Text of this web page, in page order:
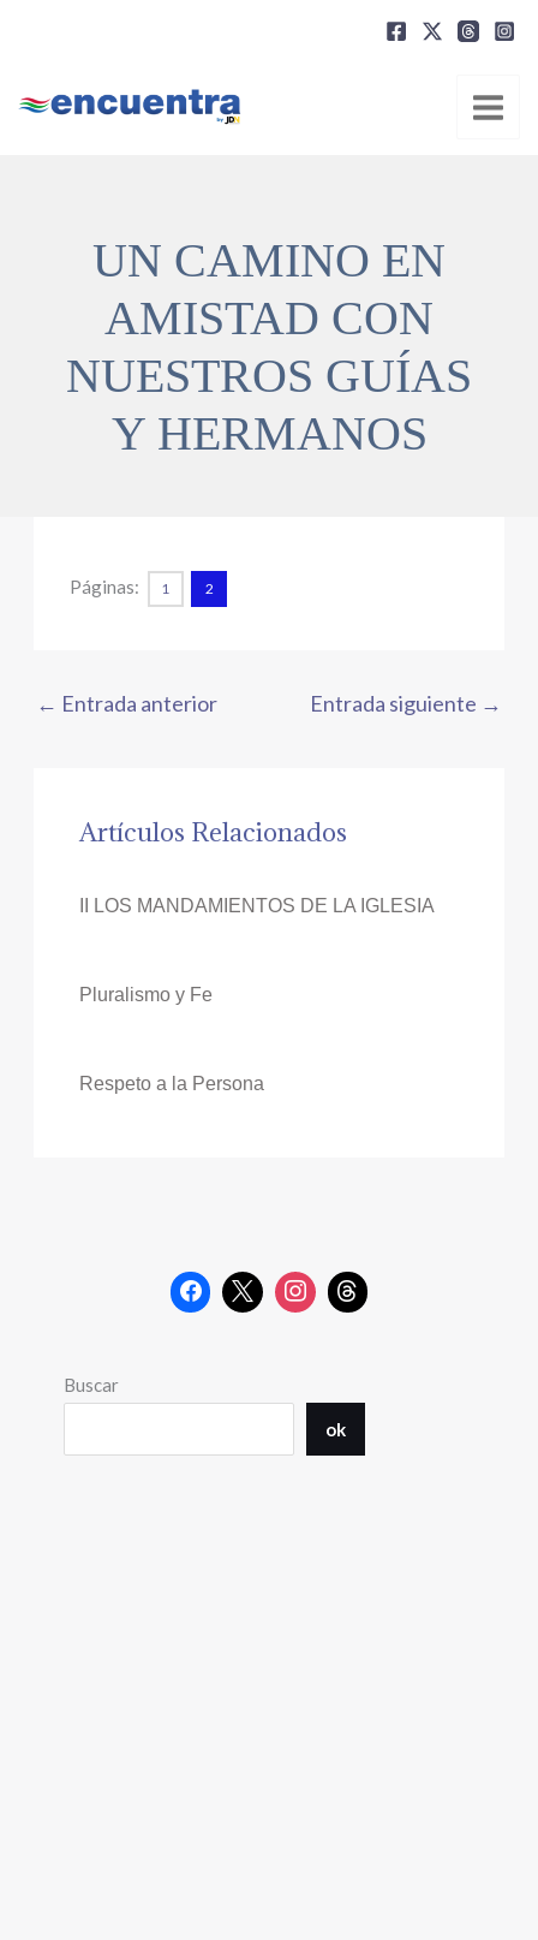
UN CAMINO EN
AMISTAD CON
NUESTROS GUÍAS
Y HERMANOS
Páginas: 1 2
← Entrada anterior Entrada siguiente →
Artículos Relacionados
II LOS MANDAMIENTOS DE LA IGLESIA
Pluralismo y Fe
Respeto a la Persona
Buscar
ok